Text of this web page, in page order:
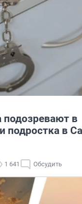
подозревают в
подростка в
1 641 Обсудить